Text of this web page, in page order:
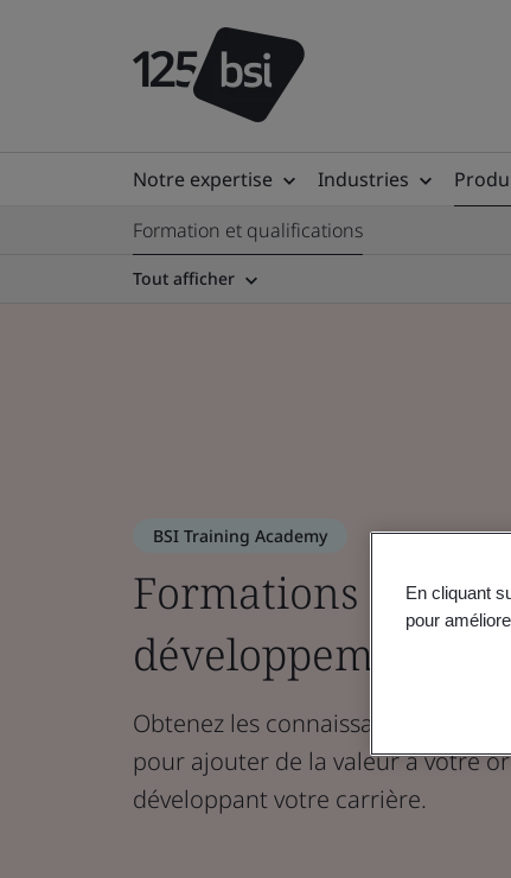
Notre expertise Industries
Formation et qualifications
Tout afficher
BSI Training Academy
Formations ISO et
développement
Obtenez les connaissances et les
pour ajouter de la valeur à votre
développant votre carrière.
En cliquant
pour